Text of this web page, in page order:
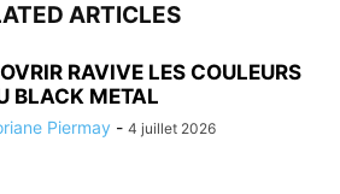
ARTICLES
RAVIVE LES COULEURS
BLACK METAL
Piermay - 4 juillet 2026